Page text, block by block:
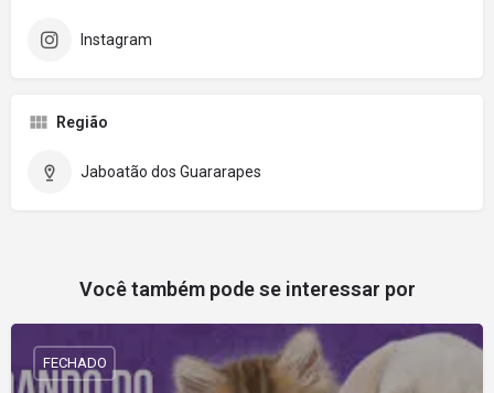
Instagram
Região
Jaboatão dos Guararapes
Você também pode se interessar por
FECHADO